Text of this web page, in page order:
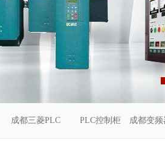
成都三菱PLC PLC控制柜 成都变频